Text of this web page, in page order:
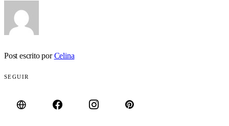
Post escrito por Celina
SEGUIR